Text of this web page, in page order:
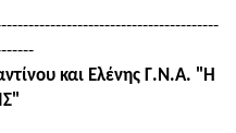
και Ελένης Γ.Ν.Α. "Η
"